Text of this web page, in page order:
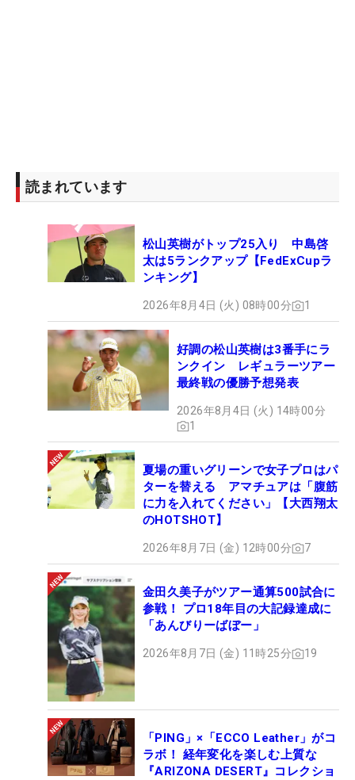
読まれています
松山英樹がトップ25入り 中島啓
太は5ランクアップ【FedExCupラ
ンキング】
2026年8月4日 (火) 08時00分 1
好調の松山英樹は3番手にラ
ンクイン レギュラーツアー
最終戦の優勝予想発表
2026年8月4日 (火) 14時00分
1
夏場の重いグリーンで女子プロはパ
ターを替える アマチュアは「腹筋
に力を入れてください」【大西翔太
のHOTSHOT】
2026年8月7日 (金) 12時00分 7
金田久美子がツアー通算500試合に
参戦！ プロ18年目の大記録達成に
「あんびりーばぼー」
2026年8月7日 (金) 11時25分 19
「PING」×「ECCO Leather」がコ
ラボ！ 経年変化を楽しむ上質な
『ARIZONA DESERT』コレクショ